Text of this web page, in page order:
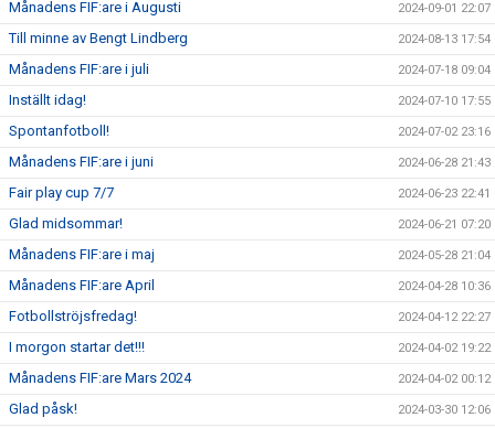
Månadens FIF:are i Augusti 2024-09-01 22:07
Till minne av Bengt Lindberg 2024-08-13 17:54
Månadens FIF:are i juli 2024-07-18 09:04
Inställt idag! 2024-07-10 17:55
Spontanfotboll! 2024-07-02 23:16
Månadens FIF:are i juni 2024-06-28 21:43
Fair play cup 7/7 2024-06-23 22:41
Glad midsommar! 2024-06-21 07:20
Månadens FIF:are i maj 2024-05-28 21:04
Månadens FIF:are April 2024-04-28 10:36
Fotbollströjsfredag! 2024-04-12 22:27
I morgon startar det!!! 2024-04-02 19:22
Månadens FIF:are Mars 2024 2024-04-02 00:12
Glad påsk! 2024-03-30 12:06